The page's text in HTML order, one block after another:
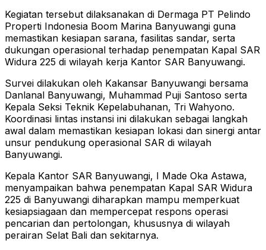
Kegiatan tersebut dilaksanakan di Dermaga PT Pelindo
Properti Indonesia Boom Marina Banyuwangi guna
memastikan kesiapan sarana, fasilitas sandar, serta
dukungan operasional terhadap penempatan Kapal SAR
Widura 225 di wilayah kerja Kantor SAR Banyuwangi.
Survei dilakukan oleh Kakansar Banyuwangi bersama
Danlanal Banyuwangi, Muhammad Puji Santoso serta
Kepala Seksi Teknik Kepelabuhanan, Tri Wahyono.
Koordinasi lintas instansi ini dilakukan sebagai langkah
awal dalam memastikan kesiapan lokasi dan sinergi antar
unsur pendukung operasional SAR di wilayah
Banyuwangi.
Kepala Kantor SAR Banyuwangi, I Made Oka Astawa,
menyampaikan bahwa penempatan Kapal SAR Widura
225 di Banyuwangi diharapkan mampu memperkuat
kesiapsiagaan dan mempercepat respons operasi
pencarian dan pertolongan, khususnya di wilayah
perairan Selat Bali dan sekitarnya.